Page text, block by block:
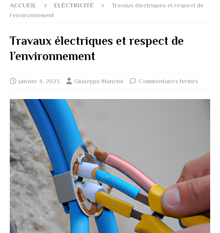
ACCUEIL ELÉCTRICITÉ
Travaux électriques et respect de
l’environnement
Travaux électriques et respect de
l’environnement
janvier 4, 2023 Giuseppe Mancini Commentaires fermés